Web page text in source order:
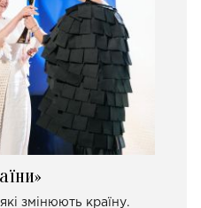
які змінюють країну.